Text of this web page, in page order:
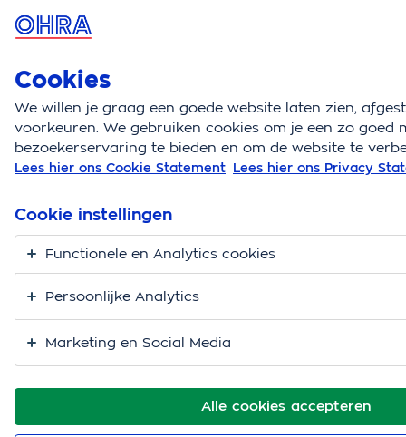
MENU
Huisdierenverzekering
Huisdierenverzekering Dekking Aanvullend
Cookies
We willen je graag een goede website laten zien,
voorkeuren. We gebruiken cookies om je een zo goed
bezoekerservaring te bieden en om de website te
Lees hier ons Cookie Statement Lees hier ons Privacy
Alle cookies accepteren
Cookie instellingen
Functionele en Analytics cookies
Persoonlijke Analytics
Marketing en Social Media